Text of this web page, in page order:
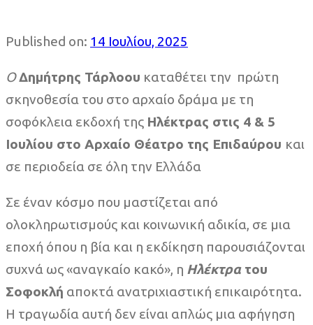
Published on: 14 Ιουλίου, 2025
ΟΔημήτρης Τάρλοου καταθέτει την πρώτη
σκηνοθεσία του στο αρχαίο δράμα με τη
σοφόκλεια εκδοχή της Ηλέκτρας στις 4 & 5
Ιουλίου στο Αρχαίο Θέατρο της Επιδαύρου και
σε περιοδεία σε όλη την Ελλάδα
Σε έναν κόσμο που μαστίζεται από
ολοκληρωτισμούς και κοινωνική αδικία, σε μια
εποχή όπου η βία και η εκδίκηση παρουσιάζονται
συχνά ως «αναγκαίο κακό», η Ηλέκτρατου
Σοφοκλή αποκτά ανατριχιαστική επικαιρότητα.
Η τραγωδία αυτή δεν είναι απλώς μια αφήγηση